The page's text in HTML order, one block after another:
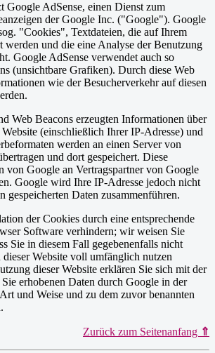
Google AdSense, einen Dienst zum
der Google Inc. ("Google"). Google
"Cookies", Textdateien, die auf Ihrem
werden und die eine Analyse der Benutzung
Google AdSense verwendet auch so
(unsichtbare Grafiken). Durch diese Web
wie der Besucherverkehr auf diesen
Web Beacons erzeugten Informationen über
(einschließlich Ihrer IP-Adresse) und
werden an einen Server von
und dort gespeichert. Diese
von Google an Vertragspartner von Google
Google wird Ihre IP-Adresse jedoch nicht
gespeicherten Daten zusammenführen.
der Cookies durch eine entsprechende
Software verhindern; wir weisen Sie
Sie in diesem Fall gegebenenfalls nicht
Website voll umfänglich nutzen
dieser Website erklären Sie sich mit der
erhobenen Daten durch Google in der
und Weise und zu dem zuvor benannten
Zurück zum Seitenanfang ⇑